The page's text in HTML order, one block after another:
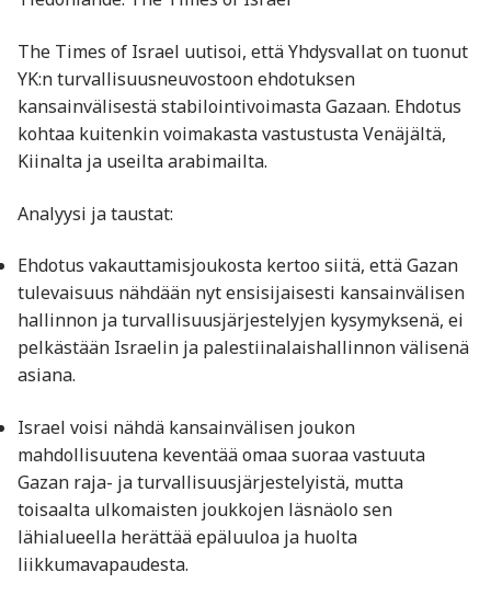
The Times of Israel uutisoi, että Yhdysvallat on tuonut
YK:n turvallisuusneuvostoon ehdotuksen
kansainvälisestä stabilointivoimasta Gazaan. Ehdotus
kohtaa kuitenkin voimakasta vastustusta Venäjältä,
Kiinalta ja useilta arabimailta.
Analyysi ja taustat:
Ehdotus vakauttamisjoukosta kertoo siitä, että Gazan
tulevaisuus nähdään nyt ensisijaisesti kansainvälisen
hallinnon ja turvallisuusjärjestelyjen kysymyksenä, ei
pelkästään Israelin ja palestiinalaishallinnon välisenä
asiana.
Israel voisi nähdä kansainvälisen joukon
mahdollisuutena keventää omaa suoraa vastuuta
Gazan raja- ja turvallisuusjärjestelyistä, mutta
toisaalta ulkomaisten joukkojen läsnäolo sen
lähialueella herättää epäluuloa ja huolta
liikkumavapaudesta.